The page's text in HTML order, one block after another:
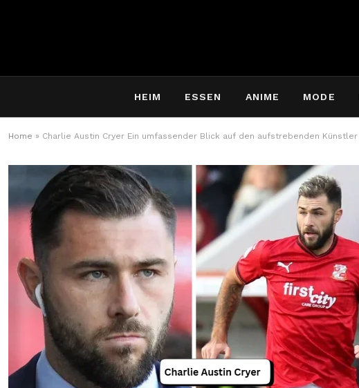
HEIM ESSEN ANIME MODE
Home » Charlie Austin Cryer Ein umfassender Blick auf den aufstrebenden Künstler